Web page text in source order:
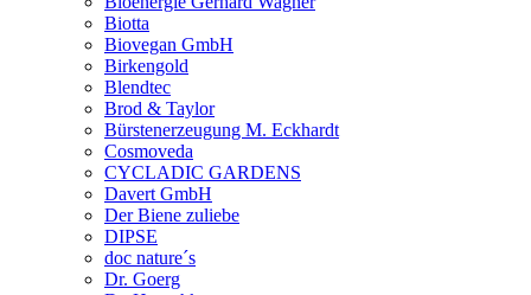
Biotta
Biovegan GmbH
Birkengold
Blendtec
Brod & Taylor
Bürstenerzeugung M. Eckhardt
Cosmoveda
CYCLADIC GARDENS
Davert GmbH
Der Biene zuliebe
DIPSE
doc nature´s
Dr. Goerg